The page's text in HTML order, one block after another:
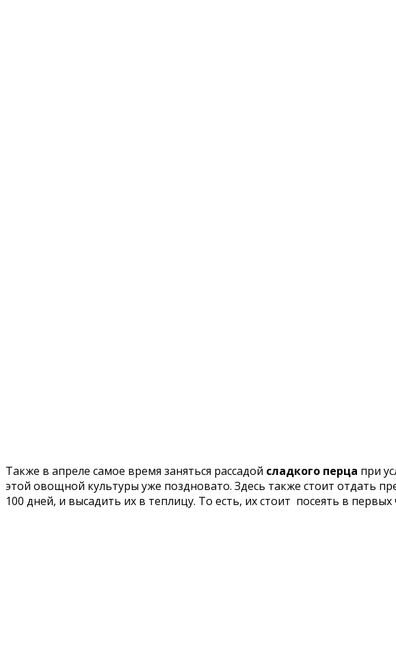
Также в апреле самое время заняться рассадой сладкого перца при
этой овощной культуры уже поздновато. Здесь также стоит отдать
100 дней, и высадить их в теплицу. То есть, их стоит посеять в